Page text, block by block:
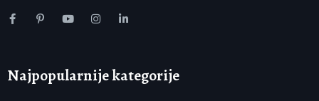
Najpopularnije kategorije